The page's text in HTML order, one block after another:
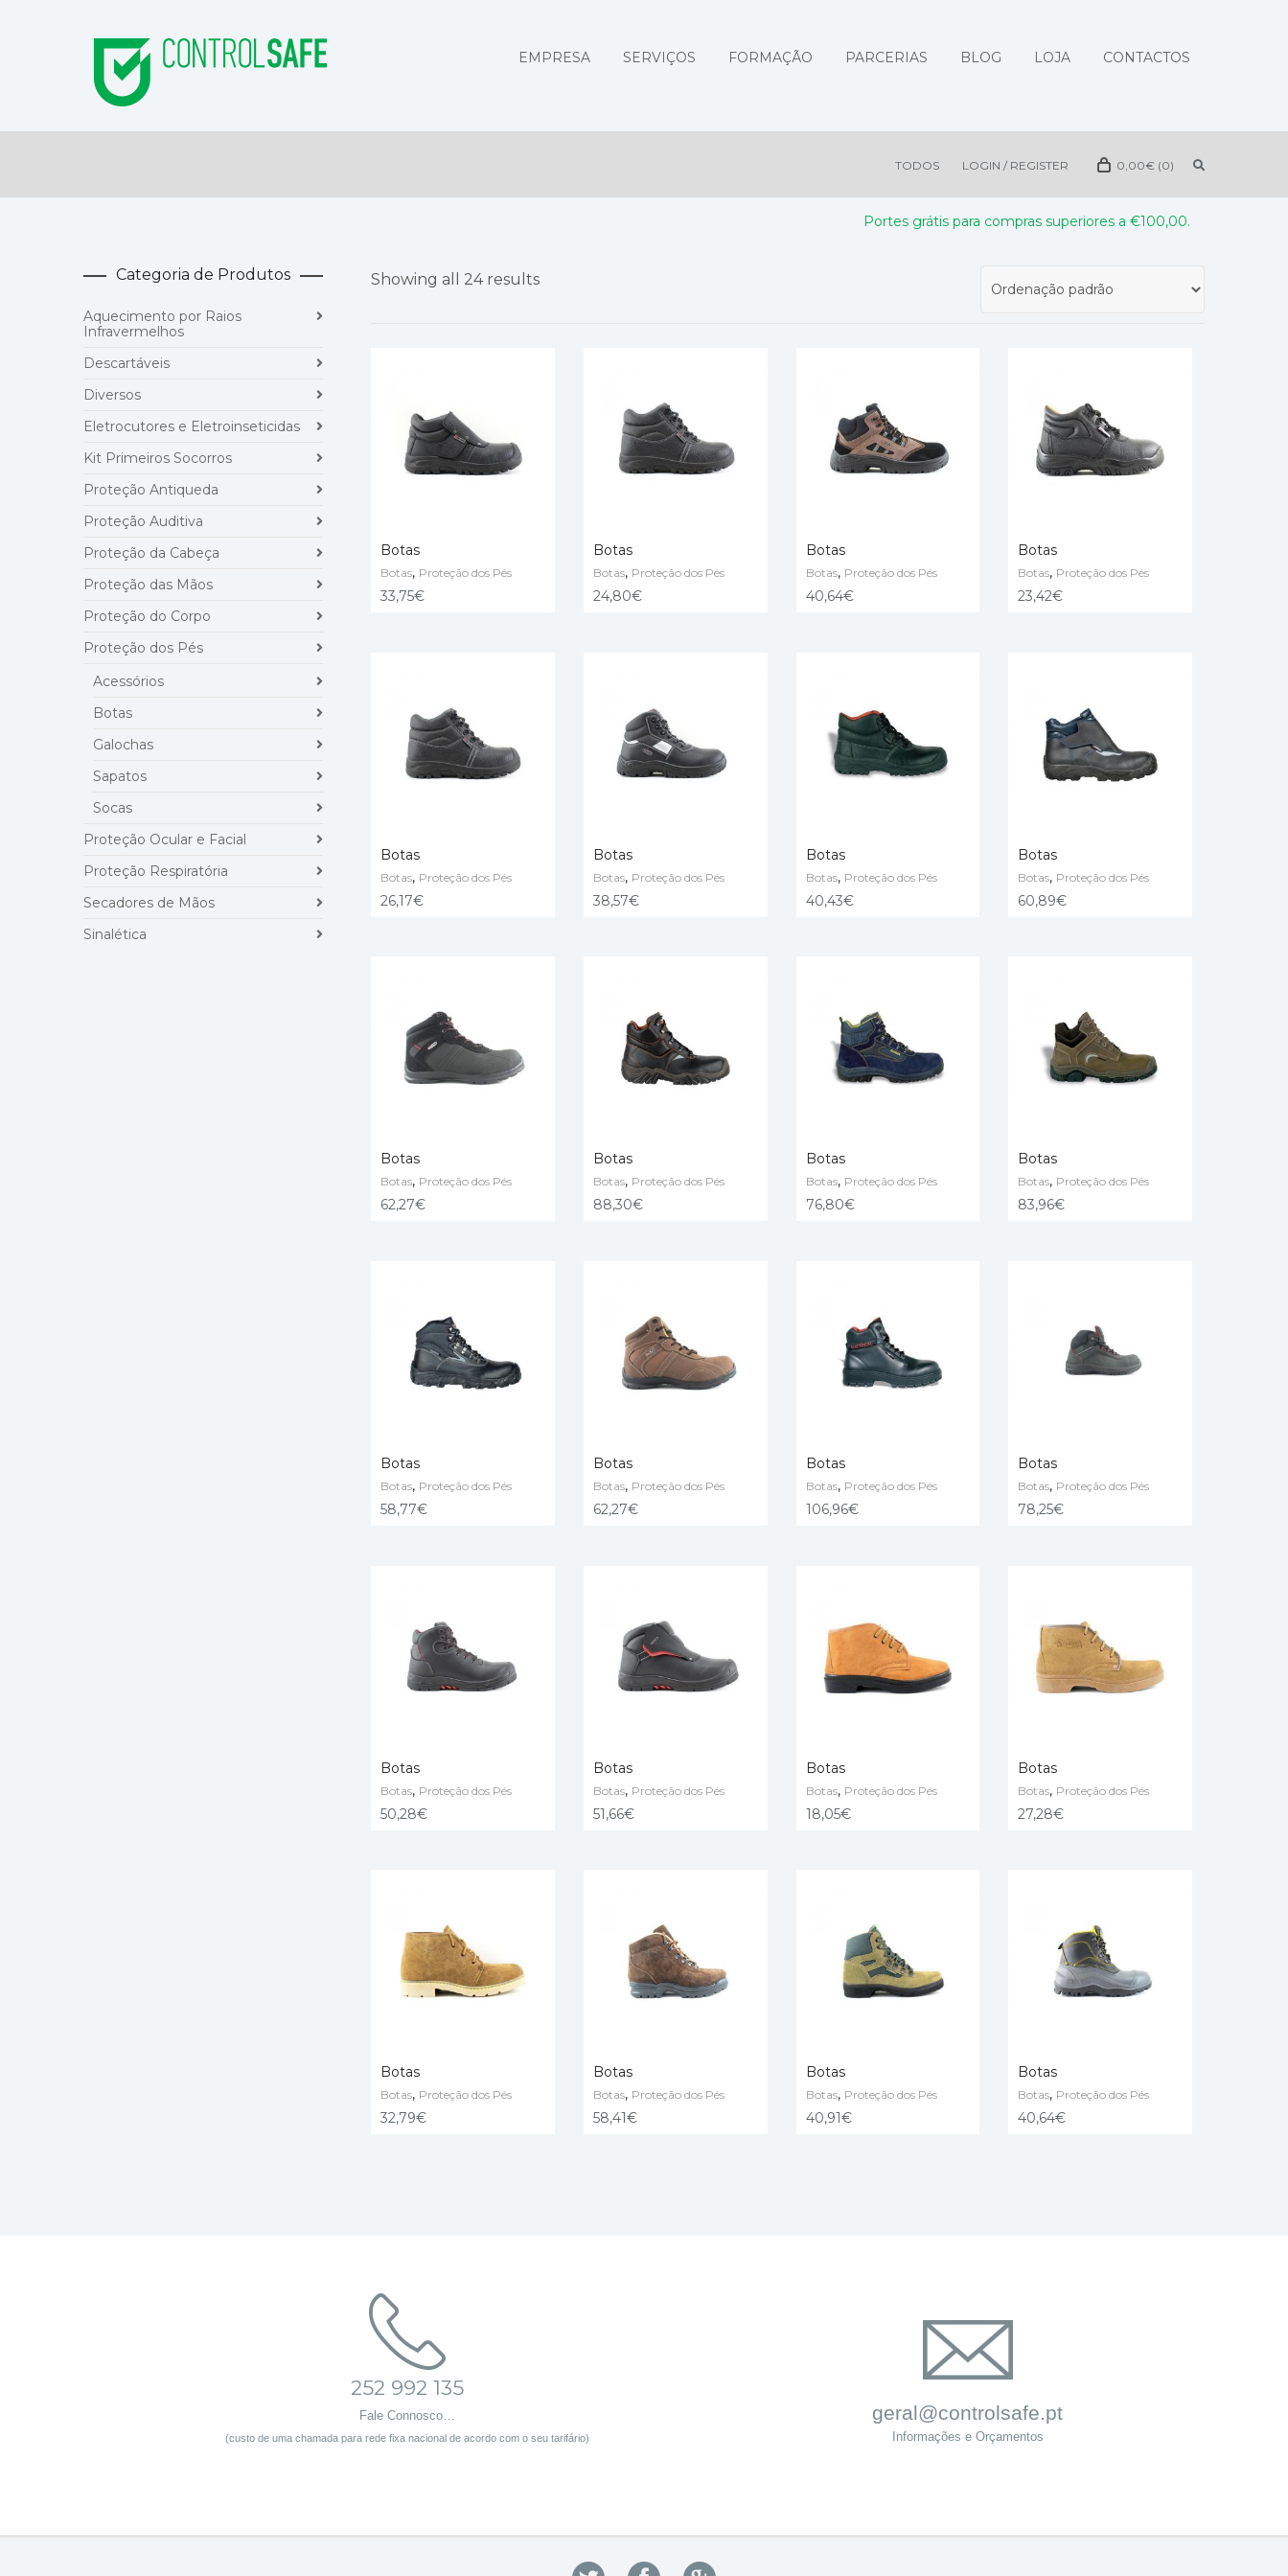
EMPRESA SERVIÇOS FORMAÇÃO PARCERIAS BLOG LOJA CONTACTOS
0,00€ (0)
TODOS LOGIN / REGISTER
Portes grátis para compras superiores a €100,00.
Showing all 24 results
VER OPÇÕES
Botas
Botas, Proteção dos Pés
33,75€ VER OPÇÕES
Botas
Botas, Proteção dos Pés
24,80€ VER OPÇÕES
Botas
Botas, Proteção dos Pés
40,64€ VER OPÇÕES
Botas
Botas, Proteção dos Pés
23,42€
VER OPÇÕES
Botas
Botas, Proteção dos Pés
26,17€ VER OPÇÕES
Botas
Botas, Proteção dos Pés
38,57€ VER OPÇÕES
Botas
Botas, Proteção dos Pés
40,43€ VER OPÇÕES
Botas
Botas, Proteção dos Pés
60,89€
VER OPÇÕES
Botas
Botas, Proteção dos Pés
62,27€ VER OPÇÕES
Botas
Botas, Proteção dos Pés
88,30€ VER OPÇÕES
Botas
Botas, Proteção dos Pés
76,80€ VER OPÇÕES
Botas
Botas, Proteção dos Pés
83,96€
VER OPÇÕES
Botas
Botas, Proteção dos Pés
58,77€ VER OPÇÕES
Botas
Botas, Proteção dos Pés
62,27€ VER OPÇÕES
Botas
Botas, Proteção dos Pés
106,96€ VER OPÇÕES
Botas
Botas, Proteção dos Pés
78,25€
VER OPÇÕES
Botas
Botas, Proteção dos Pés
50,28€ VER OPÇÕES
Botas
Botas, Proteção dos Pés
51,66€ VER OPÇÕES
Botas
Botas, Proteção dos Pés
18,05€ VER OPÇÕES
Botas
Botas, Proteção dos Pés
27,28€
VER OPÇÕES
Botas
Botas, Proteção dos Pés
32,79€ VER OPÇÕES
Botas
Botas, Proteção dos Pés
58,41€ VER OPÇÕES
Botas
Botas, Proteção dos Pés
40,91€ VER OPÇÕES
Botas
Botas, Proteção dos Pés
40,64€
Categoria de Produtos
Aquecimento por Raios
Infravermelhos
Descartáveis
Diversos
Eletrocutores e Eletroinseticidas
Kit Primeiros Socorros
Proteção Antiqueda
Proteção Auditiva
Proteção da Cabeça
Proteção das Mãos
Proteção do Corpo
Proteção dos Pés
Acessórios
Botas
Galochas
Sapatos
Socas
Proteção Ocular e Facial
Proteção Respiratória
Secadores de Mãos
Sinalética
252 992 135
Fale Connosco…
(custo de uma chamada para rede fixa nacional de acordo com o seu tarifário)
geral@controlsafe.pt
Informações e Orçamentos